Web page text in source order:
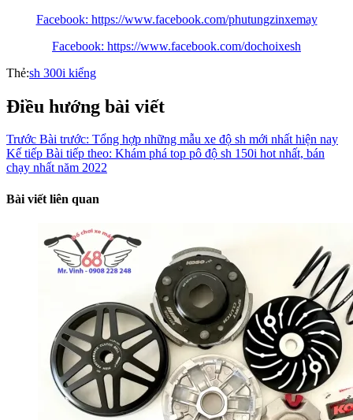
Facebook: https://www.facebook.com/phutungzinxemay
Facebook: https://www.facebook.com/dochoixesh
Thẻ:sh 300i kiểng
Điều hướng bài viết
Trước Bài trước: Tổng hợp những mẫu xe độ sh mới nhất hiện nay
Kế tiếp Bài tiếp theo: Khám phá top pô độ sh 150i hot nhất, bán
chạy nhất năm 2022
Bài viết liên quan